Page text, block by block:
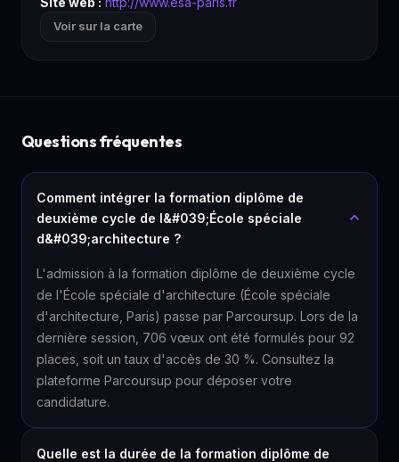
Voir sur la carte
Questions fréquentes
Comment intégrer la formation diplôme de
deuxième cycle de l&#039;École spéciale
d&#039;architecture ?
L'admission à la formation diplôme de deuxième cycle
de l'École spéciale d'architecture (École spéciale
d'architecture, Paris) passe par Parcoursup. Lors de la
dernière session, 706 vœux ont été formulés pour 92
places, soit un taux d'accès de 30 %. Consultez la
plateforme Parcoursup pour déposer votre
candidature.
Quelle est la durée de la formation diplôme de